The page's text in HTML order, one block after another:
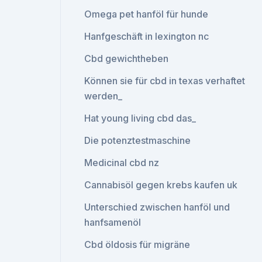
Omega pet hanföl für hunde
Hanfgeschäft in lexington nc
Cbd gewichtheben
Können sie für cbd in texas verhaftet
werden_
Hat young living cbd das_
Die potenztestmaschine
Medicinal cbd nz
Cannabisöl gegen krebs kaufen uk
Unterschied zwischen hanföl und
hanfsamenöl
Cbd öldosis für migräne